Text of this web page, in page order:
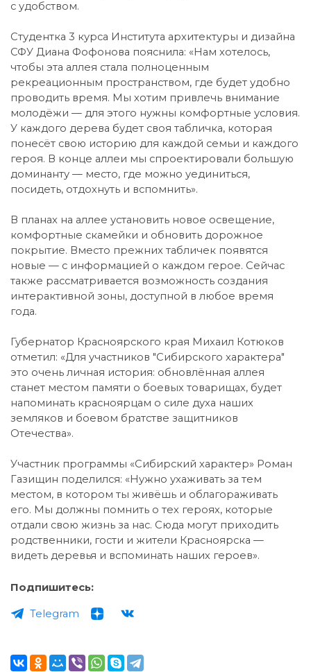
с удобством.
Студентка 3 курса Института архитектуры и дизайна
СФУ Диана Фофонова пояснила: «Нам хотелось,
чтобы эта аллея стала полноценным
рекреационным пространством, где будет удобно
проводить время. Мы хотим привлечь внимание
молодёжи — для этого нужны комфортные условия.
У каждого дерева будет своя табличка, которая
понесёт свою историю для каждой семьи и каждого
героя. В конце аллеи мы спроектировали большую
доминанту — место, где можно уединиться,
посидеть, отдохнуть и вспомнить».
В планах на аллее установить новое освещение,
комфортные скамейки и обновить дорожное
покрытие. Вместо прежних табличек появятся
новые — с информацией о каждом герое. Сейчас
также рассматривается возможность создания
интерактивной зоны, доступной в любое время
года.
Губернатор Красноярского края Михаил Котюков
отметил: «Для участников "Сибирского характера"
это очень личная история: обновлённая аллея
станет местом памяти о боевых товарищах, будет
напоминать красноярцам о силе духа наших
земляков и боевом братстве защитников
Отечества».
Участник программы «Сибирский характер» Роман
Газищин поделился: «Нужно ухаживать за тем
местом, в котором ты живёшь и облагораживать
его. Мы должны помнить о тех героях, которые
отдали свою жизнь за нас. Сюда могут приходить
родственники, гости и жители Красноярска —
видеть деревья и вспоминать наших героев».
Подпишитесь:
Telegram